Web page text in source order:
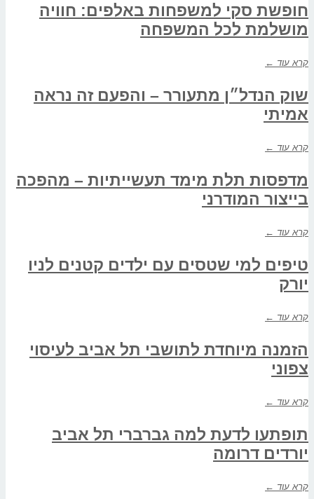
חופשת סקי למשפחות באלפים: חוויה
מושלמת לכל המשפחה
קרא עוד ←
שוק הנדל״ן מתעורר – והפעם זה נראה
אמיתי
קרא עוד ←
מדפסות תלת מימד תעשייתיות – מהפכה
בייצור המודרני
קרא עוד ←
טיפים למי שטסים עם ילדים קטנים לניו
יורק
קרא עוד ←
הזמנה מיוחדת לתושבי תל אביב לעיסוי
צפוני
קרא עוד ←
תופתעו לדעת למה גברברי תל אביב
יורדים דרומה
קרא עוד ←